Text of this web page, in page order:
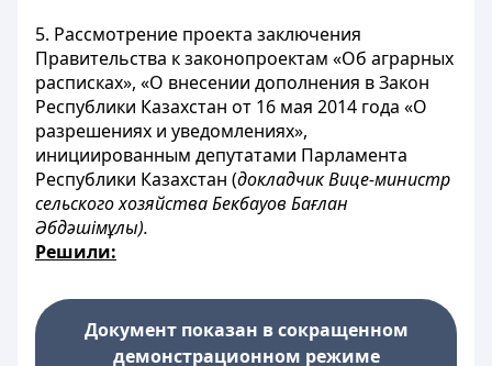
5. Рассмотрение проекта заключения
Правительства к законопроектам «Об аграрных
расписках», «О внесении дополнения в Закон
Республики Казахстан от 16 мая 2014 года «О
разрешениях и уведомлениях»,
инициированным депутатами Парламента
Республики Казахстан (докладчикВице-министр
сельского хозяйства Бекбауов Бағлан
Әбдәшімұлы).
Решили:
Документ показан в сокращенном
демонстрационном режиме